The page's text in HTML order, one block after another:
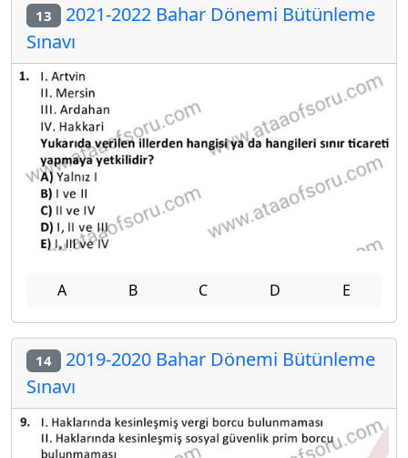
13 2021-2022 Bahar Dönemi Bütünleme
Sınavı
A B C D E
14 2019-2020 Bahar Dönemi Bütünleme
Sınavı